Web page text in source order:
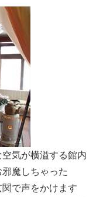
気が横溢する館内
魔しちゃった
で声をかけます